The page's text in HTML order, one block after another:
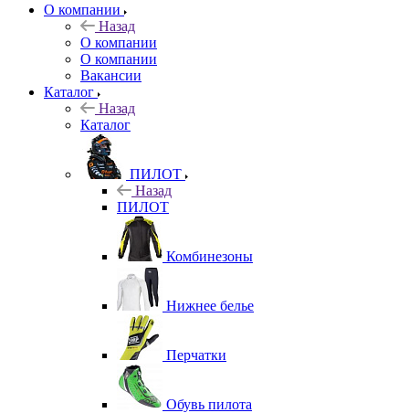
О компании
Назад
О компании
О компании
Вакансии
Каталог
Назад
Каталог
ПИЛОТ
Назад
ПИЛОТ
Комбинезоны
Нижнее белье
Перчатки
Обувь пилота